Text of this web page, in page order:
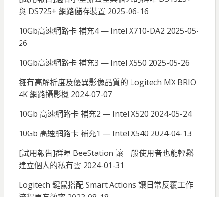
與 DS725+ 網路儲存裝置 2025-06-16
10Gb高速網路卡 補充4 — Intel X710-DA2 2025-05-
26
10Gb高速網路卡 補充3 — Intel X550 2025-05-26
擁有高解析度及優異影像品質的 Logitech MX BRIO
4K 網路攝影機 2024-07-07
10Gb 高速網路卡 補充2 — Intel X520 2024-05-24
10Gb 高速網路卡 補充1 — Intel X540 2024-04-13
[試用報告]群暉 BeeStation 讓一般使用者也能輕鬆
建立個人的私有雲 2024-01-31
Logitech 鍵鼠搭配 Smart Actions 讓日常反覆工作